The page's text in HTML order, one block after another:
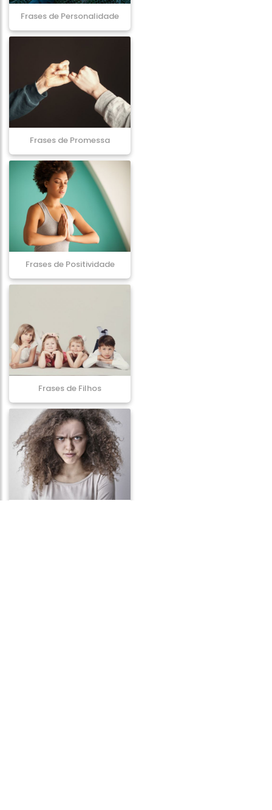
Frases de Personalidade
Frases de Promessa
Frases de Positividade
Frases de Filhos